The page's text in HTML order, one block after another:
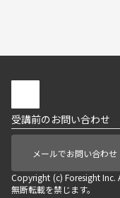
受講前のお問い合わせ
メールでお問い合わせ
Copyright (c) Foresight Inc.
無断転載を禁じます。